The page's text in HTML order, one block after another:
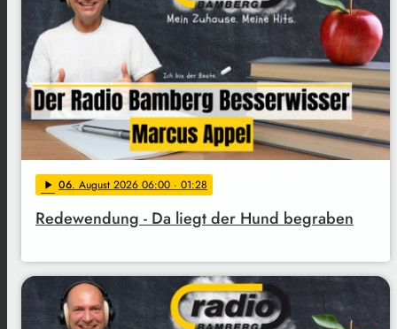
play_arrow 06. August 2026 06:00 · 01:28
Redewendung - Da liegt der Hund begraben